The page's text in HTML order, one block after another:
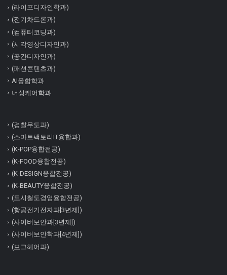
(라이프디자인학과)
(전기차드론과)
(컴퓨터코딩과)
(시각영상디자인과)
(공간디자인과)
(패션콘텐츠과)
AI융합학과
너싱케어학과
(경찰무도과)
(스마트팩토리IT융합과)
(K-POP융합전공)
(K-FOOD융합전공)
(K-DESIGN융합전공)
(K-BEAUTY융합전공)
(도시철도경영융합전공)
(항공전기전자과[3년제])
(사이버보안과[3년제])
(사이버보안학과[4년제])
(보그헤어과)